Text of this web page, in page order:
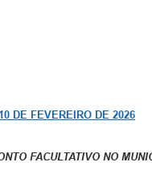
DE FEVEREIRO DE 2026
FACULTATIVO NO